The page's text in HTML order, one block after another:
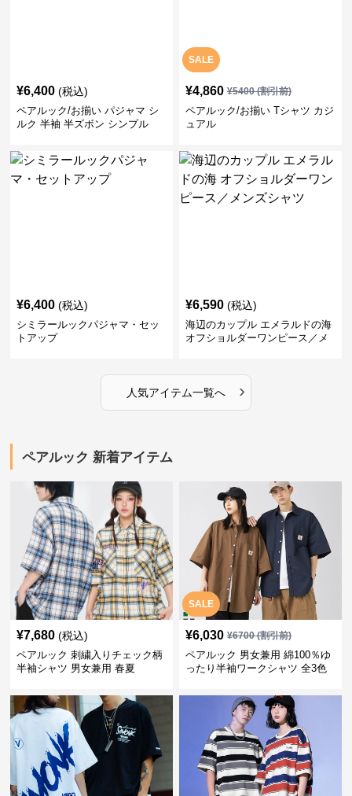
¥6,400 (税込)
ペアルック/お揃い パジャマ シ
ルク 半袖 半ズボン シンプル
SALE
¥4,860 ¥5400(割引前)
ペアルック/お揃い Tシャツ カジ
ュアル
¥6,400 (税込)
シミラールックパジャマ・セッ
トアップ
¥6,590 (税込)
海辺のカップル エメラルドの海
オフショルダーワンピース／メ
人気アイテム一覧へ ›
ペアルック 新着アイテム
¥7,680 (税込)
ペアルック 刺繍入りチェック柄
半袖シャツ 男女兼用 春夏
SALE
¥6,030 ¥6700(割引前)
ペアルック 男女兼用 綿100％ゆ
ったり半袖ワークシャツ 全3色